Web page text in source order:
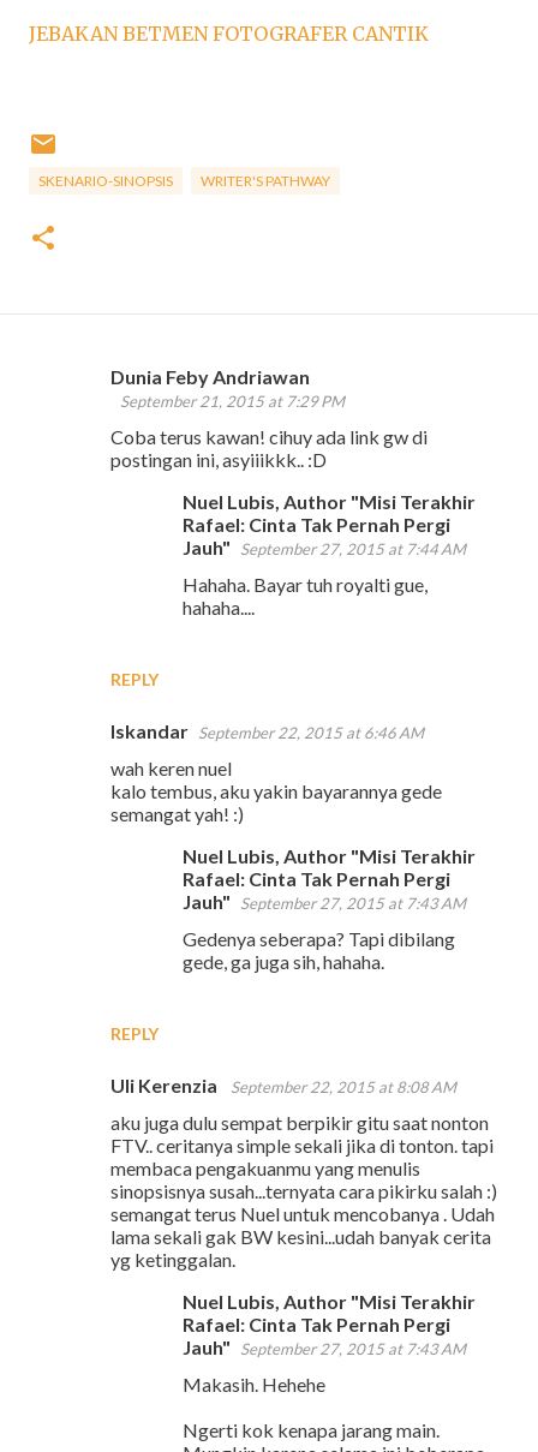
JEBAKAN BETMEN FOTOGRAFER CANTIK
SKENARIO-SINOPSIS WRITER'S PATHWAY
Dunia Feby Andriawan
September 21, 2015 at 7:29 PM
Coba terus kawan! cihuy ada link gw di
postingan ini, asyiiikkk.. :D
REPLY
Nuel Lubis, Author "Misi Terakhir
Rafael: Cinta Tak Pernah Pergi
Jauh"
September 27, 2015 at 7:44 AM
Hahaha. Bayar tuh royalti gue,
hahaha....
Iskandar September 22, 2015 at 6:46 AM
wah keren nuel
kalo tembus, aku yakin bayarannya gede
semangat yah! :)
REPLY
Nuel Lubis, Author "Misi Terakhir
Rafael: Cinta Tak Pernah Pergi
Jauh"
September 27, 2015 at 7:43 AM
Gedenya seberapa? Tapi dibilang
gede, ga juga sih, hahaha.
Uli Kerenzia September 22, 2015 at 8:08 AM
aku juga dulu sempat berpikir gitu saat nonton
FTV.. ceritanya simple sekali jika di tonton. tapi
membaca pengakuanmu yang menulis
sinopsisnya susah...ternyata cara pikirku salah :)
semangat terus Nuel untuk mencobanya . Udah
lama sekali gak BW kesini...udah banyak cerita
yg ketinggalan.
Nuel Lubis, Author "Misi Terakhir
Rafael: Cinta Tak Pernah Pergi
Jauh"
September 27, 2015 at 7:43 AM
Makasih. Hehehe
Ngerti kok kenapa jarang main.